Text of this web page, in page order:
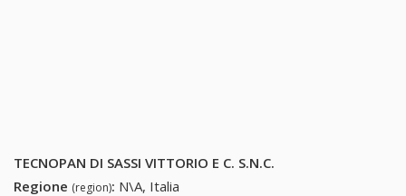
TECNOPAN DI SASSI VITTORIO E C. S.N.C.
Regione (region): N\A, Italia